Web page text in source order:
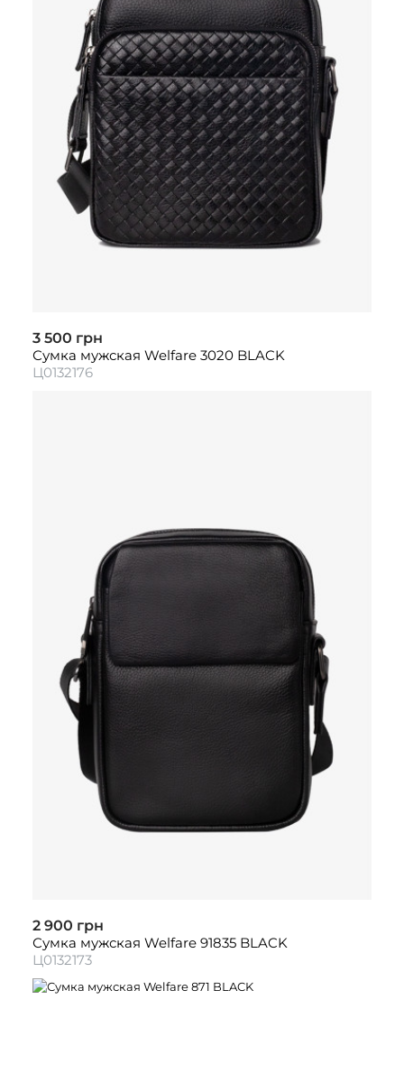
3 500 грн
Сумка мужская Welfare 3020 BLACK
Ц0132176
2 900 грн
Сумка мужская Welfare 91835 BLACK
Ц0132173